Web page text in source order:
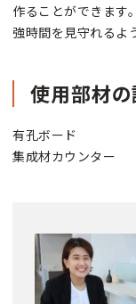
作ることができます
強時間を見守れるよ
使用部材
有孔ボード
集成材カウンター